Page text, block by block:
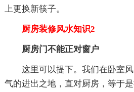
上更换新筷子。
厨房装修风水知识2
厨房门不能正对窗户
这里可以提下。我们在卧室风
气的进出之地，直对厨房，等于